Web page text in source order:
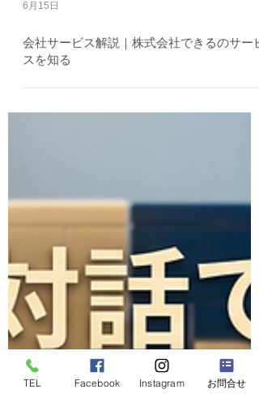
会社サービス解説｜株式会社できるのサービ
スを知る
TEL Facebook Instagram お問合せ